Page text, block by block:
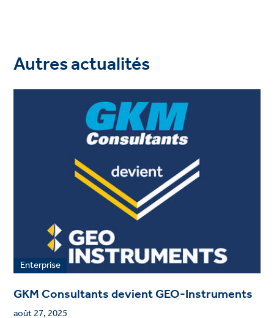
Autres actualités
Enterprise
GKM Consultants devient GEO-Instruments
août 27, 2025